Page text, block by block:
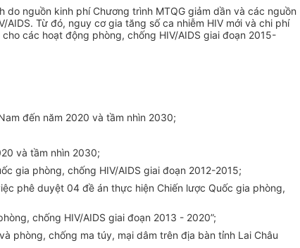
nguồn kinh phí Chương trình MTQG giảm dần và các nguồn
AIDS. Từ đó, nguy cơ gia tăng số ca nhiễm HIV mới và chi phí
các hoạt động phòng, chống HIV/AIDS giai đoạn 2015-
đến năm 2020 và tầm nhìn 2030;
và tầm nhìn 2030;
gia phòng, chống HIV/AIDS giai đoạn 2012-2015;
phê duyệt 04 đề án thực hiện Chiến lược Quốc gia phòng,
chống HIV/AIDS giai đoạn 2013 - 2020”;
phòng, chống ma túy, mại dâm trên địa bàn tỉnh Lai Châu